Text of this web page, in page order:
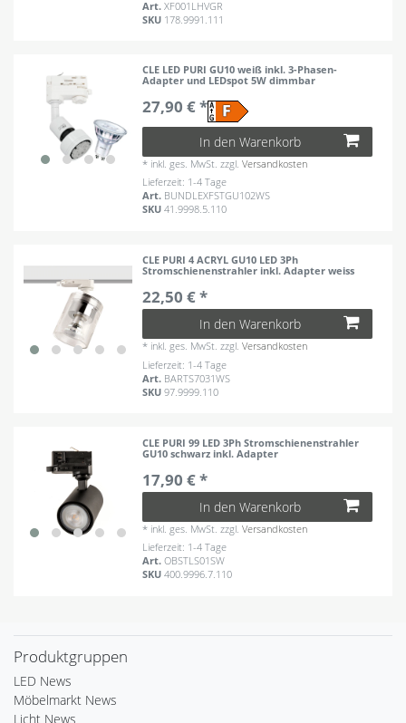
Art.XF001LHVGR
SKU 178.9991.111
CLE LED PURI GU10 weiß inkl. 3-Phasen-
Adapter und LEDspot 5W dimmbar
27,90 € *
In den Warenkorb
* inkl. ges. MwSt. zzgl.Versandkosten
Lieferzeit: 1-4 Tage
Art. BUNDLEXFSTGU102WS
SKU41.9998.5.110
CLE PURI 4 ACRYL GU10 LED 3Ph
Stromschienenstrahler inkl. Adapter weiss
22,50 € *
In den Warenkorb
* inkl. ges. MwSt. zzgl.Versandkosten
Lieferzeit: 1-4 Tage
Art. BARTS7031WS
SKU97.9999.110
CLE PURI 99 LED 3Ph Stromschienenstrahler
GU10 schwarz inkl. Adapter
17,90 € *
In den Warenkorb
* inkl. ges. MwSt. zzgl.Versandkosten
Lieferzeit: 1-4 Tage
Art.OBSTLS01SW
SKU400.9996.7.110
Produktgruppen
LED News
Möbelmarkt News
Licht News